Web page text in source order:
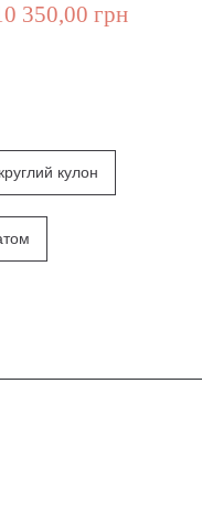
350,00 грн
круглий кулон